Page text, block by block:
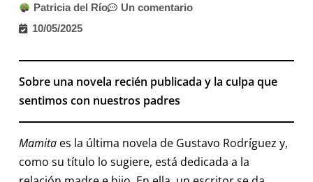
Patricia del Río
Un comentario
10/05/2025
Sobre una novela recién publicada y la culpa que
sentimos con nuestros padres
Mamitaes la última novela de Gustavo Rodríguez y,
como su título lo sugiere, está dedicada a la